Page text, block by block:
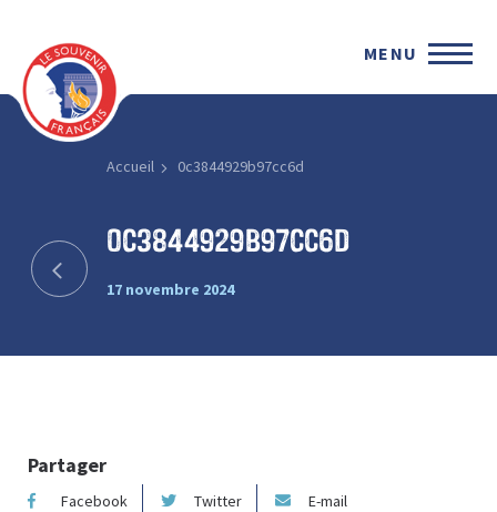
MENU
Accueil 0c3844929b97cc6d
0c3844929b97cc6d
17 novembre 2024
Partager
Facebook Twitter E-mail